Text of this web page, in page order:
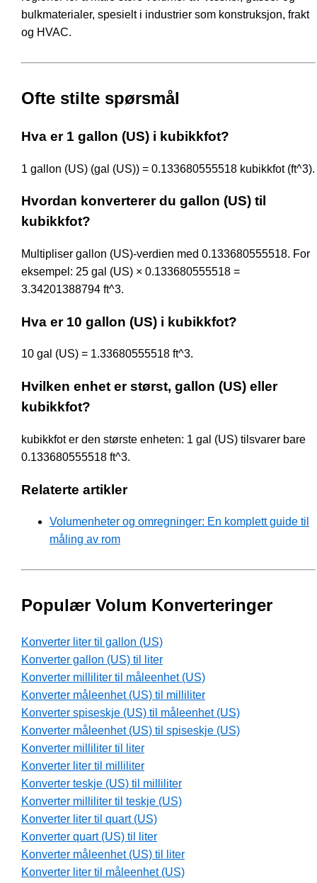
bulkmaterialer, spesielt i industrier som konstruksjon, frakt
og HVAC.
Ofte stilte spørsmål
Hva er 1 gallon (US) i kubikkfot?
1 gallon (US) (gal (US)) = 0.133680555518 kubikkfot (ft^3).
Hvordan konverterer du gallon (US) til
kubikkfot?
Multipliser gallon (US)-verdien med 0.133680555518. For
eksempel: 25 gal (US) × 0.133680555518 =
3.34201388794 ft^3.
Hva er 10 gallon (US) i kubikkfot?
10 gal (US) = 1.33680555518 ft^3.
Hvilken enhet er størst, gallon (US) eller
kubikkfot?
kubikkfot er den største enheten: 1 gal (US) tilsvarer bare
0.133680555518 ft^3.
Relaterte artikler
Volumenheter og omregninger: En komplett guide til
måling av rom
Populær Volum Konverteringer
Konverter liter til gallon (US)
Konverter gallon (US) til liter
Konverter milliliter til måleenhet (US)
Konverter måleenhet (US) til milliliter
Konverter spiseskje (US) til måleenhet (US)
Konverter måleenhet (US) til spiseskje (US)
Konverter milliliter til liter
Konverter liter til milliliter
Konverter teskje (US) til milliliter
Konverter milliliter til teskje (US)
Konverter liter til quart (US)
Konverter quart (US) til liter
Konverter måleenhet (US) til liter
Konverter liter til måleenhet (US)